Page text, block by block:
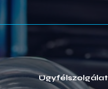
Ügyfélszolgálat